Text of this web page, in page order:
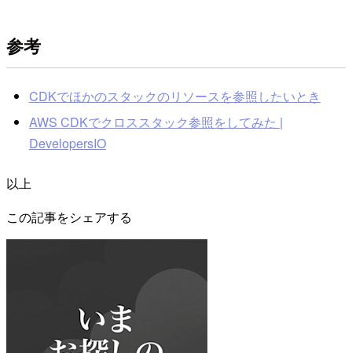
参考
CDKでほかのスタックのリソースを参照したいとき
AWS CDKでクロススタック参照をしてみた |
DevelopersIO
以上
この記事をシェアする